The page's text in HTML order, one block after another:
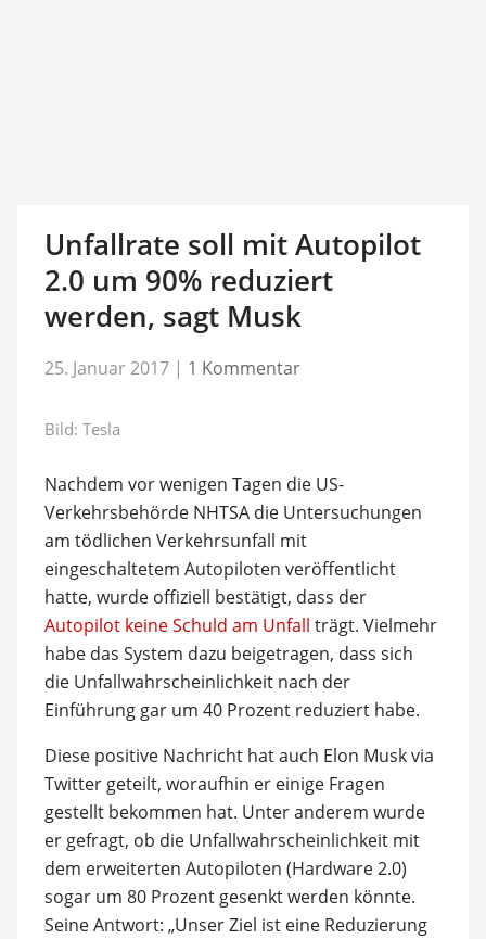
Unfallrate soll mit Autopilot
2.0 um 90% reduziert
werden, sagt Musk
25. Januar 2017 | 1 Kommentar
Bild: Tesla
Nachdem vor wenigen Tagen die US-
Verkehrsbehörde NHTSA die Untersuchungen
am tödlichen Verkehrsunfall mit
eingeschaltetem Autopiloten veröffentlicht
hatte, wurde offiziell bestätigt, dass der
Autopilot keine Schuld am Unfall trägt. Vielmehr
habe das System dazu beigetragen, dass sich
die Unfallwahrscheinlichkeit nach der
Einführung gar um 40 Prozent reduziert habe.
Diese positive Nachricht hat auch Elon Musk via
Twitter geteilt, woraufhin er einige Fragen
gestellt bekommen hat. Unter anderem wurde
er gefragt, ob die Unfallwahrscheinlichkeit mit
dem erweiterten Autopiloten (Hardware 2.0)
sogar um 80 Prozent gesenkt werden könnte.
Seine Antwort: „Unser Ziel ist eine Reduzierung